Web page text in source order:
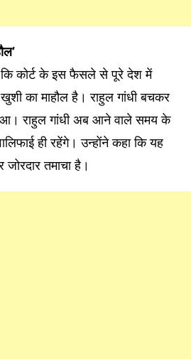
कि कोर्ट के इस फैसले से पूरे देश में
का माहौल है। राहुल गांधी बचकर
राहुल गांधी अब आने वाले समय के
ही रहेंगे। उन्होंने कहा कि यह
जोरदार तमाचा है।